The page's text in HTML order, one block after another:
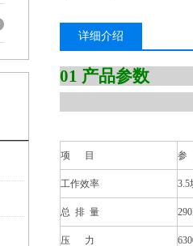
详细介绍
01
项 目
工作效率 3.5
总 排 量
压 力